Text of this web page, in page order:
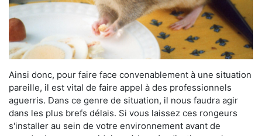
Ainsi donc, pour faire face convenablement à une situation
pareille, il est vital de faire appel à des professionnels
aguerris. Dans ce genre de situation, il nous faudra agir
dans les plus brefs délais. Si vous laissez ces rongeurs
s'installer au sein de votre environnement avant de